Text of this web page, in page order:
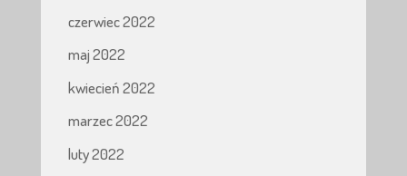
czerwiec 2022
maj 2022
kwiecień 2022
marzec 2022
luty 2022